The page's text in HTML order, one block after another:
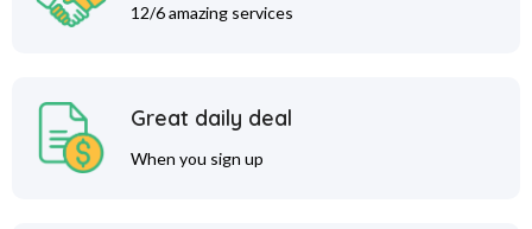
12/6 amazing services
Great daily deal
When you sign up